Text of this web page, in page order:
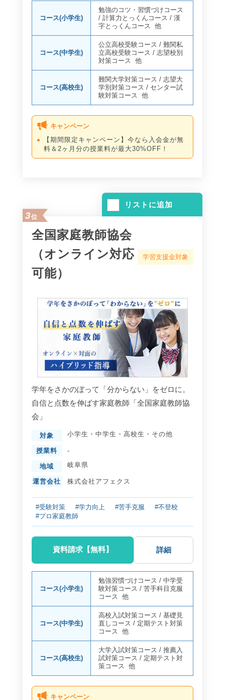
コース(小学生)
勉強のコツ・習慣づけコース
/計算力とっくんコース /漢
字とっくんコース
他
コース(中学生)
公立高校受験コース /難関私
立高校受験コース /志望校別
対策コース
他
コース(高校生)
難関大学対策コース /志望大
学別対策コース /センター試
験対策コース
他
キャンペーン
【期間限定キャンペーン】今なら入会金が無
料＆2ヶ月分の授業料が最大30%OFF！
リストに追加
3位
全国家庭教師協会
（オンライン対応
可能）
学習支援金対象
学年をさかのぼって「分からない」をゼロに。
自信と点数を伸ばす家庭教師「全国家庭教師協
会」
対象 小学生 ・ 中学生 ・ 高校生 ・ その他
授業料 -
地域 岐阜県
運営会社 株式会社アフェクス
#受験対策 #学力向上 #苦手克服
#不登校
#プロ家庭教師
資料請求【無料】 詳細
コース(小学生)
勉強習慣づけコース /中学受
験対策コース /苦手科目克服
コース 他
コース(中学生)
高校入試対策コース /基礎見
直しコース /定期テスト対策
コース 他
コース(高校生)
大学入試対策コース /推薦入
試対策コース /定期テスト対
策コース 他
キャンペーン